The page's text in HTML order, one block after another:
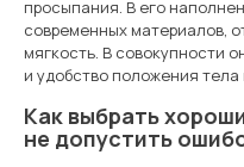
просыпания. В его
современных материалов,
мягкость. В совокупности
и удобство положения
Как выбрать
не допустить